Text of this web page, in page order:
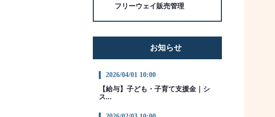
フリーウェイ販売管理
お知らせ
2026/04/01 10:00
【給与】子ども・子育て支援金｜シ
ス...